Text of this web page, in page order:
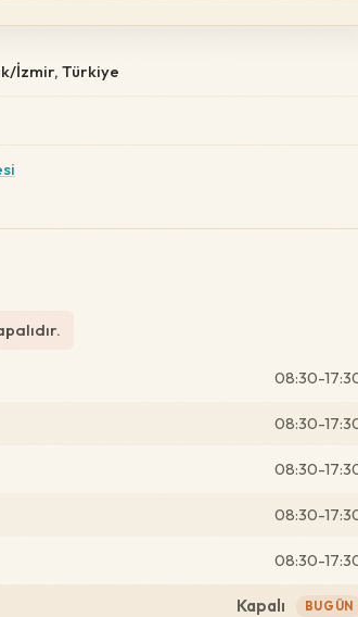
İzmir, Türkiye
08:30-
08:30-
08:30-
08:30-
08:30-
Kapalı BUGÜN